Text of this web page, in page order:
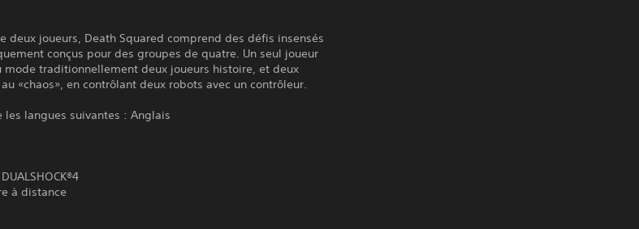
deux joueurs, Death Squared comprend des défis insensés
conçus pour des groupes de quatre. Un seul joueur
traditionnellement deux joueurs histoire, et deux
«chaos», en contrôlant deux robots avec un contrôleur.
langues suivantes : Anglais
à distance